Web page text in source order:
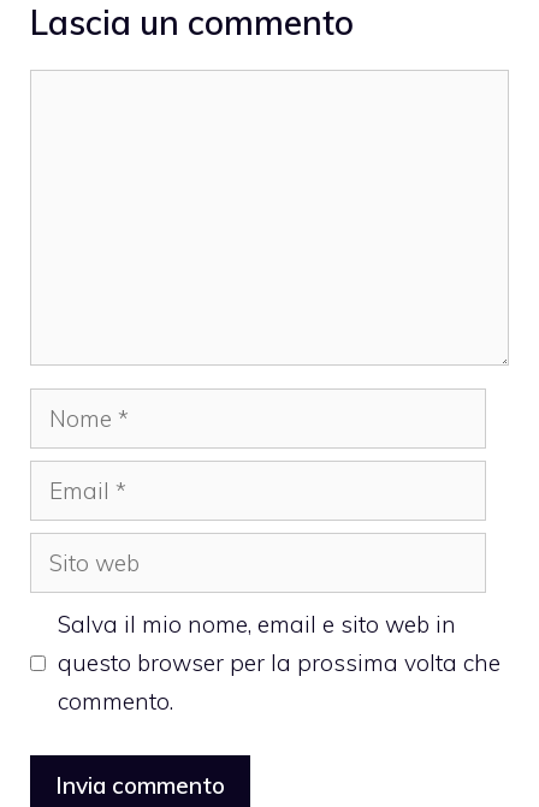
Lascia un commento
Nome
Email
Sito
web
Salva il mio nome, email e sito web in
questo browser per la prossima volta che
commento.